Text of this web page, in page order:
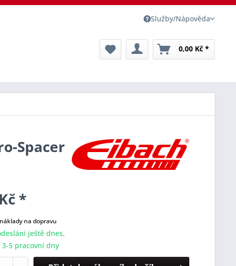
Služby/Nápověda
0,00 Kč *
Spacer
*
na dopravu
ještě dnes,
3-5 pracovní dny